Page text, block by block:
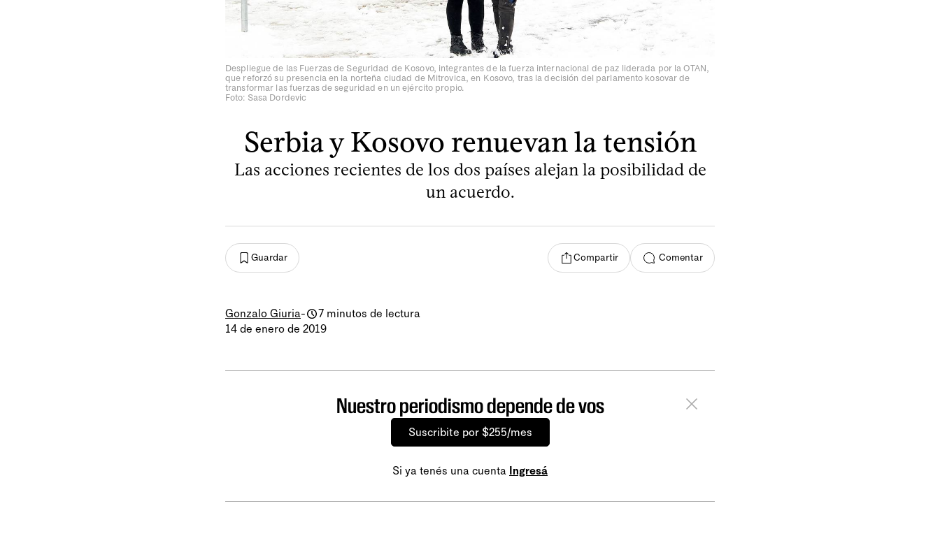
Despliegue de las Fuerzas de Seguridad de Kosovo, integrantes de la fuerza internacional de paz liderada por la OTAN,
que reforzó su presencia en la norteña ciudad de Mitrovica, en Kosovo, tras la decisión del parlamento kosovar de
transformar las fuerzas de seguridad en un ejército propio.
Foto: Sasa Dordevic
Serbia y Kosovo renuevan la tensión
Las acciones recientes de los dos países alejan la posibilidad de
un acuerdo.
Guardar Compartir Comentar
Gonzalo Giuria-
7 minutos de lectura
14 de enero de 2019
Nuestro periodismo depende de vos
Suscribite por $255/mes
Si ya tenés una cuenta Ingresá